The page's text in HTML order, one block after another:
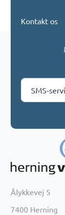
Kontakt os
SMS-
Ålykkevej 5
7400 Herning